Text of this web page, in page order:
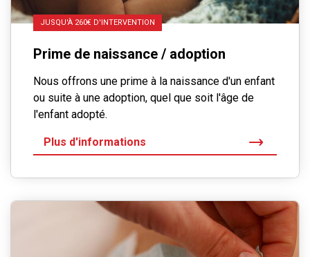
JUSQU'À 260€ D'INTERVENTION
Prime de naissance / adoption
Nous offrons une prime à la naissance d'un enfant
ou suite à une adoption, quel que soit l'âge de
l'enfant adopté.
Plus d'informations